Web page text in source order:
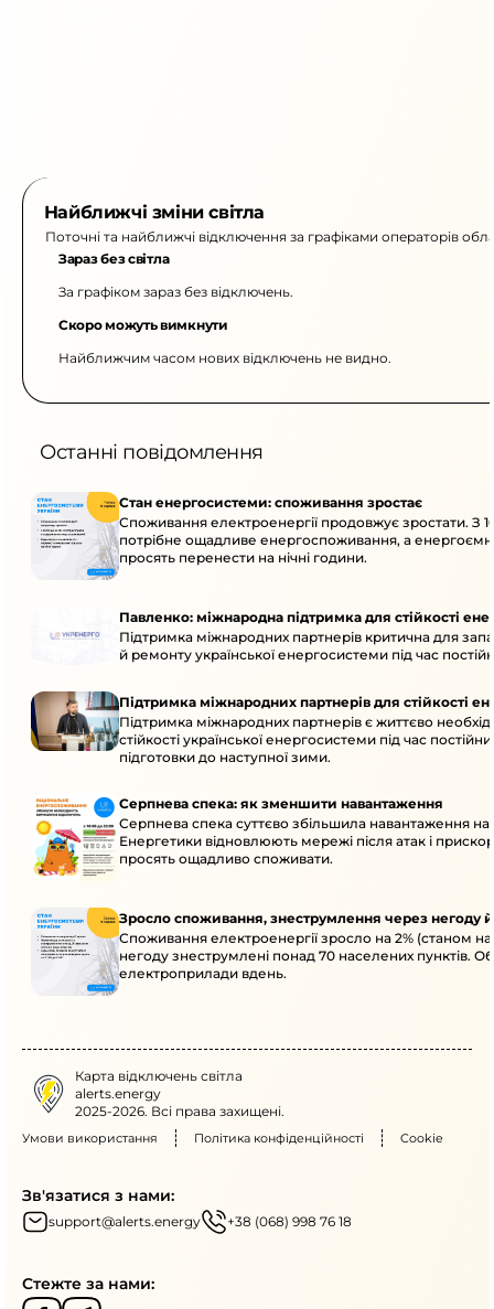
Найближчі зміни світла
Поточні та найближчі відключення за графіками операторів
Зараз без світла
За графіком зараз без відключень.
Скоро можуть вимкнути
Найближчим часом нових відключень не видно.
Останні повідомлення
Стан енергосистеми: споживання зростає
Споживання електроенергії продовжує зростати. З
потрібне ощадливе енергоспоживання, а
просять перенести на нічні години.
Павленко: міжнародна підтримка для стійкості
Підтримка міжнародних партнерів критична для
й ремонту української енергосистеми під час
Підтримка міжнародних партнерів для стійкості
Підтримка міжнародних партнерів є життєво
стійкості української енергосистеми під час
підготовки до наступної зими.
Серпнева спека: як зменшити навантаження
Серпнева спека суттєво збільшила навантаження
Енергетики відновлюють мережі після атак і
просять ощадливо споживати.
Зросло споживання, знеструмлення через негоду
Споживання електроенергії зросло на 2% (станом
негоду знеструмлені понад 70 населених пунктів.
електроприлади вдень.
Карта відключень світла
alerts.energy
2025-2026. Всі права захищені.
Умови використання Політика конфіденційності Cookie
Зв'язатися з нами:
support@alerts.energy +38 (068) 998 76 18
Стежте за нами: